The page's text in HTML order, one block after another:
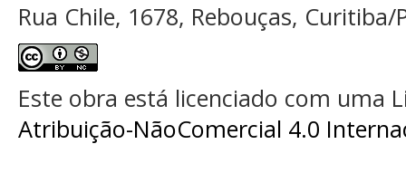
Rua Chile, 1678, Rebouças, Curitiba/
Este obra está licenciado com uma
Atribuição-NãoComercial 4.0